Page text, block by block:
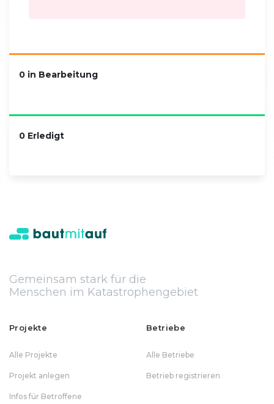
0 in Bearbeitung
0 Erledigt
Gemeinsam stark für die
Menschen im Katastrophengebiet
Projekte
Alle Projekte
Projekt anlegen
Infos für Betroffene
Betriebe
Alle Betriebe
Betrieb registrieren